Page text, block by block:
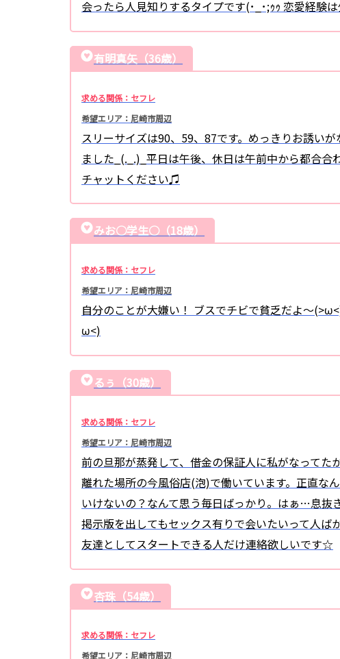
会ったら人見知りするタイプです(･_･;ｩｩ 恋愛経験
有明真矢（36歳）
求める関係：セフレ
希望エリア：尼崎市周辺
スリーサイズは90、59、87です。めっきりお誘い
ました_(._.)_平日は午後、休日は午前中から都合合
チャットください♫
みお○学生○（18歳）
求める関係：セフレ
希望エリア：尼崎市周辺
自分のことが大嫌い！ ブスでチビで貧乏だよ～
ω<)
るぅ（30歳）
求める関係：セフレ
希望エリア：尼崎市周辺
前の旦那が蒸発して、借金の保証人に私がなってた
離れた場所の今風俗店(泡)で働いています。正直な
いけないの？なんて思う毎日ばっかり。はぁ…息抜
掲示版を出してもセックス有りで会いたいって人
友達としてスタートできる人だけ連絡欲しいです☆
杏珠（54歳）
求める関係：セフレ
希望エリア：尼崎市周辺